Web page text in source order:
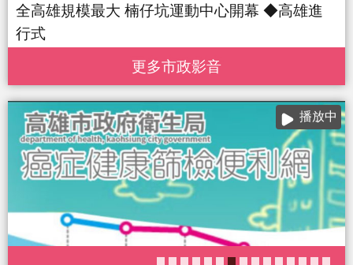
全高雄規模最大 楠仔坑運動中心開幕 ◆高雄進
行式
更多 市政影音
播放中